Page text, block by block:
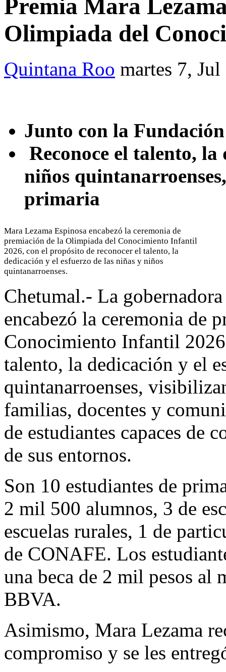
Premia Mara
Olimpiada del
Quintana Roo martes 7,
Junto con la
Reconoce el talento, la
niños
primaria
Mara Lezama Espinosa encabezó la ceremonia de
premiación de la Olimpiada del Conocimiento Infantil
2026, con el propósito de reconocer el talento, la
dedicación y el esfuerzo de las niñas y niños
quintanarroenses.
Chetumal.- La
encabezó la ceremonia de
Conocimiento Infantil
talento, la dedicación y el
quintanarroenses,
familias, docentes y
de estudiantes capaces de
de sus entornos.
Son 10 estudiantes de
2 mil 500 alumnos, 3 de
escuelas rurales, 1 de
de CONAFE. Los
una beca de 2 mil pesos al
BBVA.
Asimismo, Mara Lezama
compromiso y se les